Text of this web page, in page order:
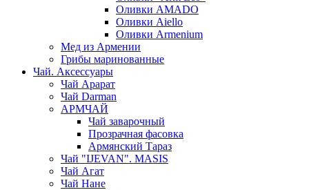
Оливки AMADO
Оливки Aiello
Оливки Armenium
Мед из Армении
Грибы маринованные
Чай. Аксессуары
Чай Арарат
Чай Darman
АРМЧАЙ
Чай заварочный
Прозрачная фасовка
Армянский Тараз
Чай "IJEVAN". MASIS
Чай Агат
Чай Нане